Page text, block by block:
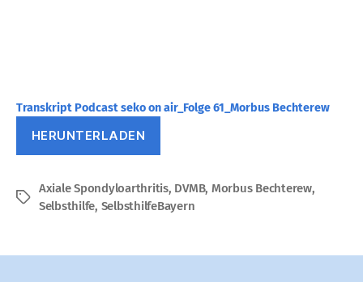
Transkript Podcast seko on air_Folge 61_Morbus Bechterew
HERUNTERLADEN
Schlagwörter
Axiale Spondyloarthritis, DVMB, Morbus Bechterew,
Selbsthilfe, SelbsthilfeBayern